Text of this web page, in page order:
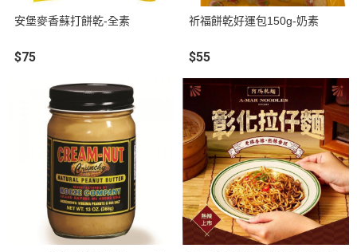
安堡麥香蘇打餅乾-全素
$75
祈福餅乾好運包150g-奶素
$55